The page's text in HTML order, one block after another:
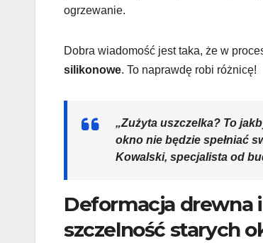
ogrzewanie.
Dobra wiadomość jest taka, że w
silikonowe. To naprawdę robi różnicę!
„Zużyta uszczelka? To
okno nie będzie spełniać
Kowalski, specjalista od
Deformacja drewna
szczelność starych